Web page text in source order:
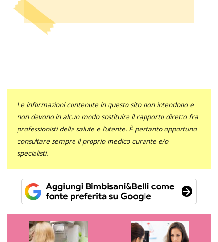
Le informazioni contenute in questo sito non intendono e
non devono in alcun modo sostituire il rapporto diretto fra
professionisti della salute e l’utente. È pertanto opportuno
consultare sempre il proprio medico curante e/o
specialisti.